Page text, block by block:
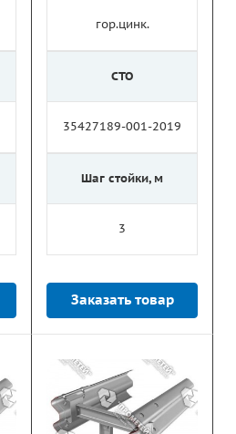
гор.цинк.
СТО
35427189-001-2019
Шаг стойки, м
3
Заказать товар